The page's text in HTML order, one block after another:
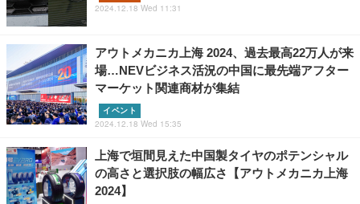
2024.12.18 Wed 11:31
アウトメカニカ上海 2024、過去最高22万人が来
場…NEVビジネス活況の中国に最先端アフター
マーケット関連商材が集結
イベント
2024.12.18 Wed 15:35
上海で垣間見えた中国製タイヤのポテンシャル
の高さと選択肢の幅広さ【アウトメカニカ上海
2024】